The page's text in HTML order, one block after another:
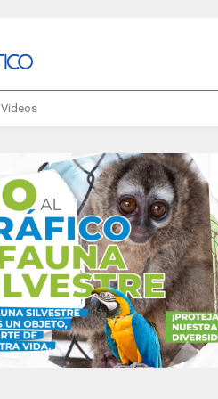
Videos